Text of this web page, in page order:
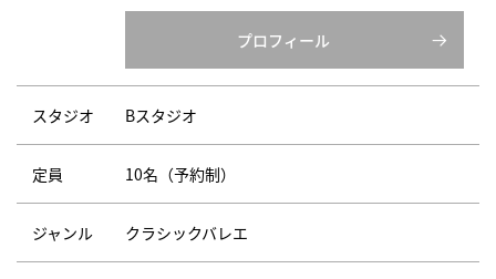
プロフィール
スタジオ Bスタジオ
定員 10名（予約制）
ジャンル クラシックバレエ